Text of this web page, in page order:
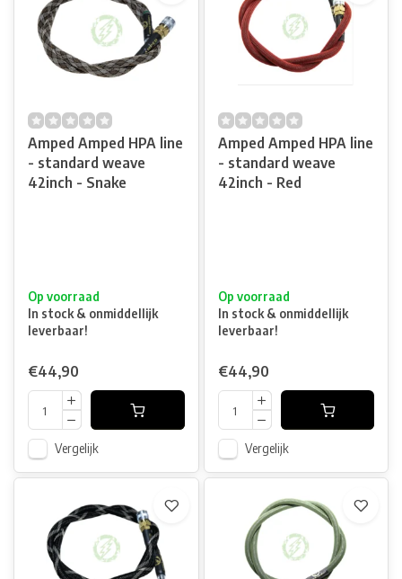
Amped Amped HPA line
- standard weave
42inch - Snake
Op voorraad
In stock & onmiddellijk
leverbaar!
€44,90
Vergelijk
Amped Amped HPA line
- standard weave
42inch - Red
Op voorraad
In stock & onmiddellijk
leverbaar!
€44,90
Vergelijk